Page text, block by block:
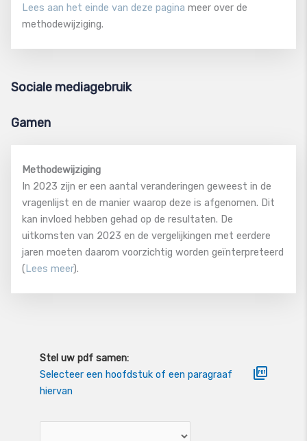
Lees aan het einde van deze pagina meer over de
methodewijziging.
Sociale mediagebruik
Gamen
Methodewijziging
In 2023 zijn er een aantal veranderingen geweest in de
vragenlijst en de manier waarop deze is afgenomen. Dit
kan invloed hebben gehad op de resultaten. De
uitkomsten van 2023 en de vergelijkingen met eerdere
jaren moeten daarom voorzichtig worden geïnterpreteerd
(Lees meer).
Stel uw pdf samen:
Selecteer een hoofdstuk of een paragraaf
hiervan